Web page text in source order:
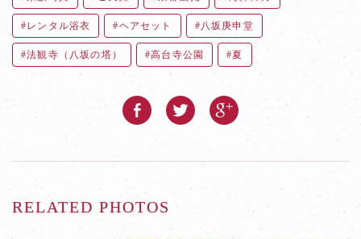
レンタル浴衣 ヘアセット 八坂庚申堂
法観寺（八坂の塔） 高台寺公園 夏
RELATED PHOTOS